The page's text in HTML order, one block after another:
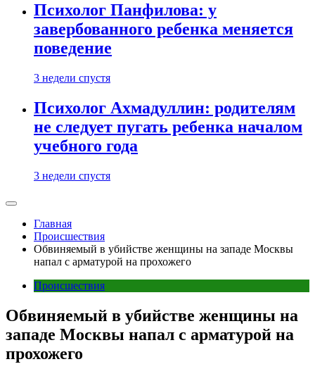
Психолог Панфилова: у
завербованного ребенка меняется
поведение
3 недели спустя
Психолог Ахмадуллин: родителям
не следует пугать ребенка началом
учебного года
3 недели спустя
Главная
Происшествия
Обвиняемый в убийстве женщины на западе Москвы
напал с арматурой на прохожего
Происшествия
Обвиняемый в убийстве женщины на
западе Москвы напал с арматурой на
прохожего